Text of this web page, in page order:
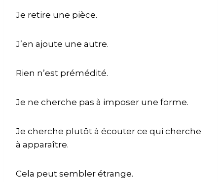
Je retire une pièce.
J’en ajoute une autre.
Rien n’est prémédité.
Je ne cherche pas à imposer une forme.
Je cherche plutôt à écouter ce qui cherche
à apparaître.
Cela peut sembler étrange.